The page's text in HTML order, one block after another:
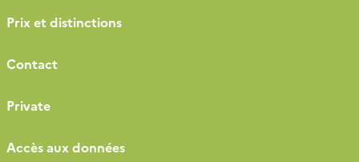
Prix et distinctions
Contact
Private
Accès aux données